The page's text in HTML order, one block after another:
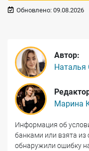
Обновлено: 09.08.2026
Автор:
Наталья
Марина
Информация об
банками или взята
обнаружили ошибку